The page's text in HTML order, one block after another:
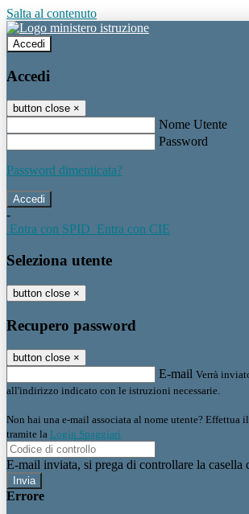
Salta al contenuto
Accedi
Accedi
button close ×
Nome Utente
Password
Password dimenticata?
-
Entra con SPID Entra con CIE
Seleziona utente
button close ×
Recupero password
button close ×
E-mail Verrà
all'indirizzo indicato con le istruzioni necessarie.
Non hai una e-mail associata al nome utente? Effettua
tramite la Login Spaggiari
E-mail inviata, si prega di controllare la casella
Errore